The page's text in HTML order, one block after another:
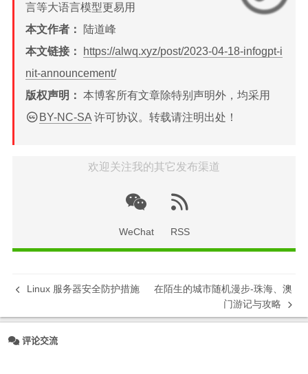
言等大语言模型更易用
本文作者：
陆道峰
本文链接：
https://alwq.xyz/post/2023-04-18-infogpt-i
nit-announcement/
版权声明： 本博客所有文章除特别声明外，均采用
BY-NC-SA 许可协议。转载请注明出处！
欢迎关注我的其它发布渠道
WeChat RSS
Linux 服务器安全防护措施
在陌生的城市随机漫步-珠海、澳
门游记与攻略
评论交流